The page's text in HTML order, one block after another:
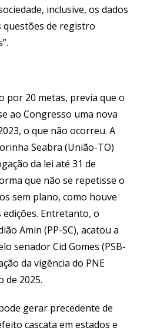
inclusive, os dados
questões de registro
por 20 metas, previa que o
ao Congresso uma nova
o que não ocorreu. A
Seabra (União-TO)
da lei até 31 de
que não se repetisse o
sem plano, como houve
Entretanto, o
Amin (PP-SC), acatou a
senador Cid Gomes (PSB-
da vigência do PNE
de 2025.
gerar precedente de
cascata em estados e